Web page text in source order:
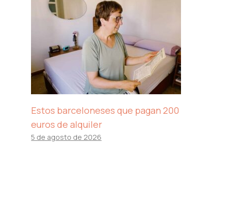
Estos barceloneses que pagan 200
euros de alquiler
5 de agosto de 2026